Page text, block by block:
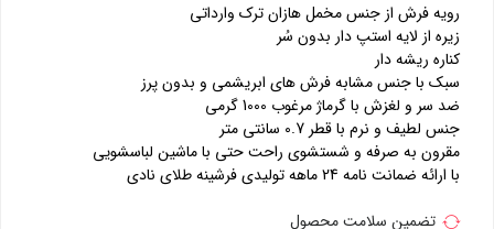
رویه فرش از جنس مخمل هازان ترک وارداتی
زیره از لایه استپ دار بدون سُر
کناره ریشه دار
سبک با جنس مشابه فرش های ابریشمی و بدون پرز
ضد سر و لغزش با گرماژ مرغوب 1000 گرمی
جنس لطیف و نرم با قطر 0.7 سانتی متر
مقرون به صرفه و شستشوی راحت حتی با ماشین لباسشویی
با ارائه ضمانت نامه 24 ماهه تولیدی فرشینه طلای نادی
تضمین سلامت محصول